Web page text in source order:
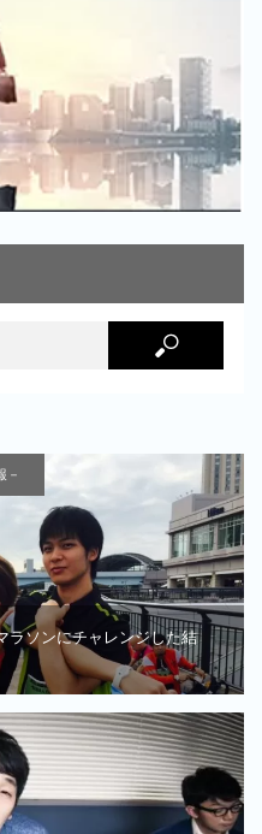
－
ラソンにチャレンジした結